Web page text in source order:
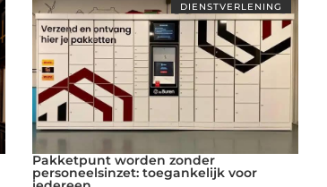
DIENSTVERLENING
Pakketpunt worden zonder
personeelsinzet: toegankelijk voor